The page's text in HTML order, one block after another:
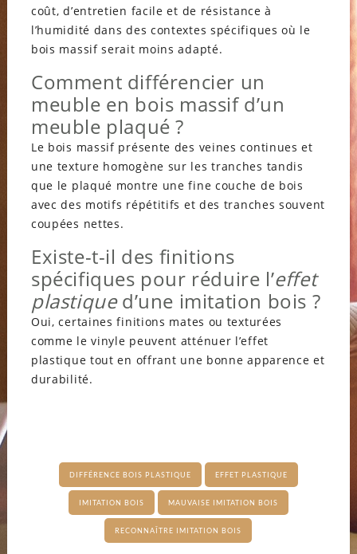
coût, d’entretien facile et de résistance à
l’humidité dans des contextes spécifiques où le
bois massif serait moins adapté.
Comment différencier un
meuble en bois massif d’un
meuble plaqué ?
Le bois massif présente des veines continues et
une texture homogène sur les tranches tandis
que le plaqué montre une fine couche de bois
avec des motifs répétitifs et des tranches souvent
coupées nettes.
Existe-t-il des finitions
spécifiques pour réduire l’effet
plastiqued’une imitation bois ?
Oui, certaines finitions mates ou texturées
comme le vinyle peuvent atténuer l’effet
plastique tout en offrant une bonne apparence et
durabilité.
DIFFÉRENCE BOIS PLASTIQUE EFFET PLASTIQUE
IMITATION BOIS MAUVAISE IMITATION BOIS
RECONNAÎTRE IMITATION BOIS